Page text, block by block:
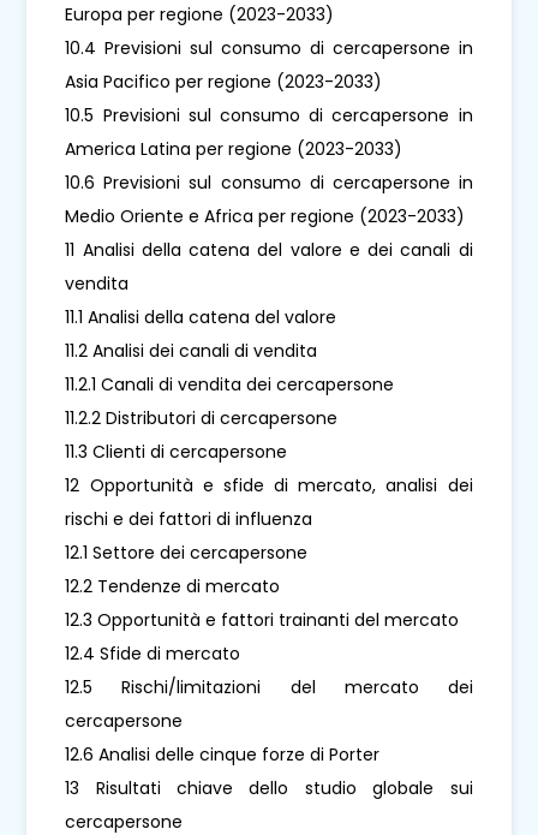
Europa per regione (2023-2033)
10.4 Previsioni sul consumo di cercapersone in
Asia Pacifico per regione (2023-2033)
10.5 Previsioni sul consumo di cercapersone in
America Latina per regione (2023-2033)
10.6 Previsioni sul consumo di cercapersone in
Medio Oriente e Africa per regione (2023-2033)
11 Analisi della catena del valore e dei canali di
vendita
11.1 Analisi della catena del valore
11.2 Analisi dei canali di vendita
11.2.1 Canali di vendita dei cercapersone
11.2.2 Distributori di cercapersone
11.3 Clienti di cercapersone
12 Opportunità e sfide di mercato, analisi dei
rischi e dei fattori di influenza
12.1 Settore dei cercapersone
12.2 Tendenze di mercato
12.3 Opportunità e fattori trainanti del mercato
12.4 Sfide di mercato
12.5 Rischi/limitazioni del mercato dei
cercapersone
12.6 Analisi delle cinque forze di Porter
13 Risultati chiave dello studio globale sui
cercapersone